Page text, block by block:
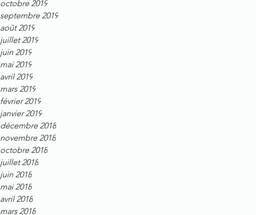
octobre 2019
septembre 2019
août 2019
juillet 2019
juin 2019
mai 2019
avril 2019
mars 2019
février 2019
janvier 2019
décembre 2018
novembre 2018
octobre 2018
juillet 2018
juin 2018
mai 2018
avril 2018
mars 2018